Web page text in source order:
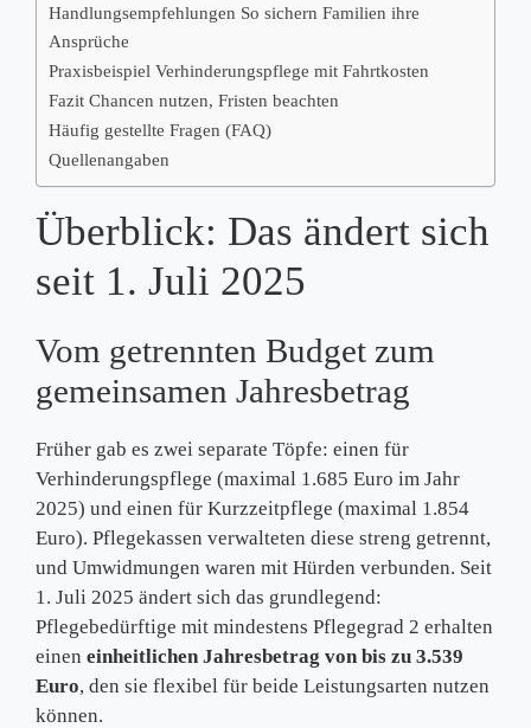
Handlungsempfehlungen So sichern Familien ihre
Ansprüche
Praxisbeispiel Verhinderungspflege mit Fahrtkosten
Fazit Chancen nutzen, Fristen beachten
Häufig gestellte Fragen (FAQ)
Quellenangaben
Überblick: Das ändert sich
seit 1. Juli 2025
Vom getrennten Budget zum
gemeinsamen Jahresbetrag
Früher gab es zwei separate Töpfe: einen für
Verhinderungspflege (maximal 1.685 Euro im Jahr
2025) und einen für Kurzzeitpflege (maximal 1.854
Euro). Pflegekassen verwalteten diese streng getrennt,
und Umwidmungen waren mit Hürden verbunden. Seit
1. Juli 2025 ändert sich das grundlegend:
Pflegebedürftige mit mindestens Pflegegrad 2 erhalten
einen einheitlichen Jahresbetrag von bis zu 3.539
Euro, den sie flexibel für beide Leistungsarten nutzen
können.